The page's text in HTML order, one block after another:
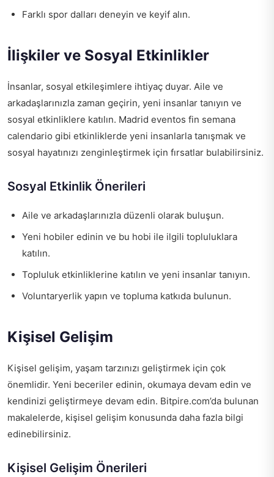
Farklı spor dalları deneyin ve keyif alın.
İlişkiler ve Sosyal Etkinlikler
İnsanlar, sosyal etkileşimlere ihtiyaç duyar. Aile ve
arkadaşlarınızla zaman geçirin, yeni insanlar tanıyın ve
sosyal etkinliklere katılın. Madrid eventos fin semana
calendario gibi etkinliklerde yeni insanlarla tanışmak ve
sosyal hayatınızı zenginleştirmek için fırsatlar bulabilirsiniz.
Sosyal Etkinlik Önerileri
Aile ve arkadaşlarınızla düzenli olarak buluşun.
Yeni hobiler edinin ve bu hobi ile ilgili topluluklara
katılın.
Topluluk etkinliklerine katılın ve yeni insanlar tanıyın.
Voluntaryerlik yapın ve topluma katkıda bulunun.
Kişisel Gelişim
Kişisel gelişim, yaşam tarzınızı geliştirmek için çok
önemlidir. Yeni beceriler edinin, okumaya devam edin ve
kendinizi geliştirmeye devam edin. Bitpire.com’da bulunan
makalelerde, kişisel gelişim konusunda daha fazla bilgi
edinebilirsiniz.
Kişisel Gelişim Önerileri